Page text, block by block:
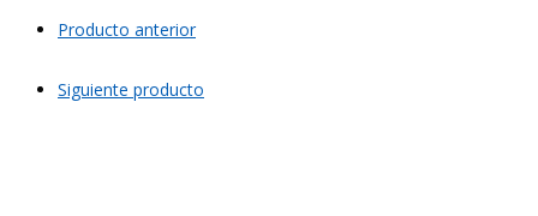
Producto anterior
Siguiente producto